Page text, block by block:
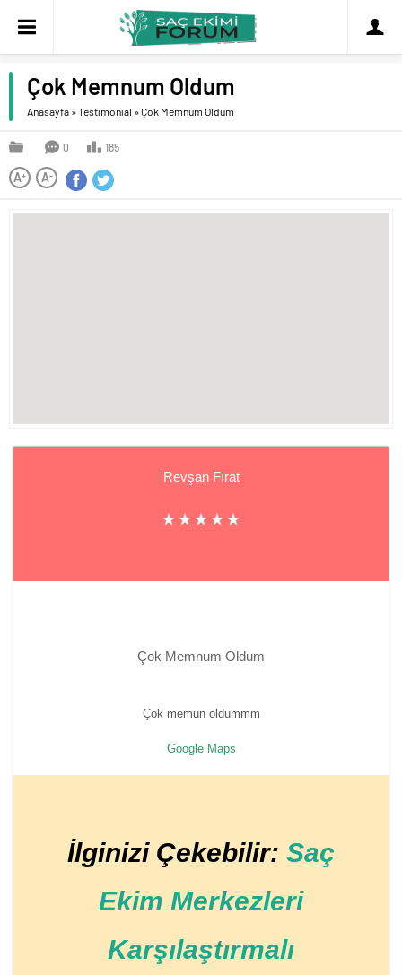
Çok Memnum Oldum
Anasayfa »Testimonial »Çok Memnum Oldum
0 185
A+ A-
Revşan Fırat
Çok Memnum Oldum
Çok memun oldummm
Google Maps
İlginizi Çekebilir: Saç
Ekim Merkezleri
Karşılaştırmalı